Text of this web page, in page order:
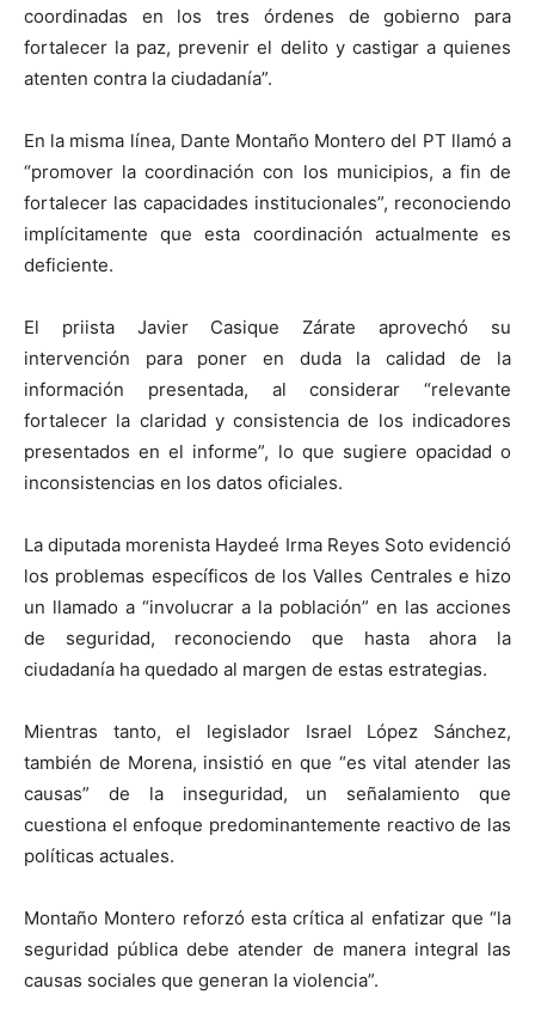
coordinadas en los tres órdenes de gobierno para
fortalecer la paz, prevenir el delito y castigar a quienes
atenten contra la ciudadanía”.
En la misma línea, Dante Montaño Montero del PT llamó a
“promover la coordinación con los municipios, a fin de
fortalecer las capacidades institucionales”, reconociendo
implícitamente que esta coordinación actualmente es
deficiente.
El priista Javier Casique Zárate aprovechó su
intervención para poner en duda la calidad de la
información presentada, al considerar “relevante
fortalecer la claridad y consistencia de los indicadores
presentados en el informe”, lo que sugiere opacidad o
inconsistencias en los datos oficiales.
La diputada morenista Haydeé Irma Reyes Soto evidenció
los problemas específicos de los Valles Centrales e hizo
un llamado a “involucrar a la población” en las acciones
de seguridad, reconociendo que hasta ahora la
ciudadanía ha quedado al margen de estas estrategias.
Mientras tanto, el legislador Israel López Sánchez,
también de Morena, insistió en que “es vital atender las
causas” de la inseguridad, un señalamiento que
cuestiona el enfoque predominantemente reactivo de las
políticas actuales.
Montaño Montero reforzó esta crítica al enfatizar que “la
seguridad pública debe atender de manera integral las
causas sociales que generan la violencia”.